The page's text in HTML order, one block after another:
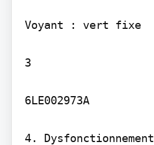
Voyant : vert fixe
3
6LE002973A
4. Dysfonctionnement